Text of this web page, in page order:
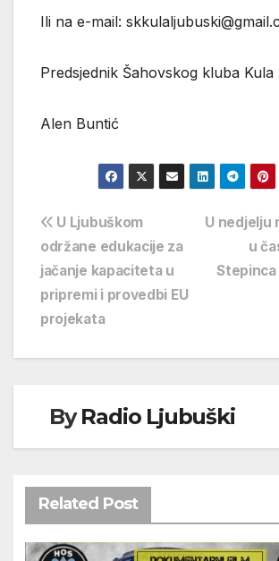
Ili na e-mail:
Predsjednik Šahovskog kluba Kula
Alen Buntić
Navigacija
objava
U nedjelju
u
Stepinca
U Ljubuškom
održane edukacije za
jačanje kapaciteta u
pripremi i provedbi EU
projekata
ByRadio Ljubuški
Related Post